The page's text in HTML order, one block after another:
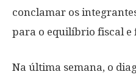
conclamar os
para o equilíbrio fiscal e
Na última semana, o